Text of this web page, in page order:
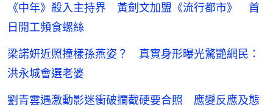
《中年》殺入主持界 黃劍文加盟《流行都市》 首
日開工頻食螺絲
梁諾妍近照撞樣孫燕姿？ 真實身形曝光驚艷網民：
洪永城會選老婆
劉青雲遇激動影迷衝破攔截硬要合照 應變反應及態